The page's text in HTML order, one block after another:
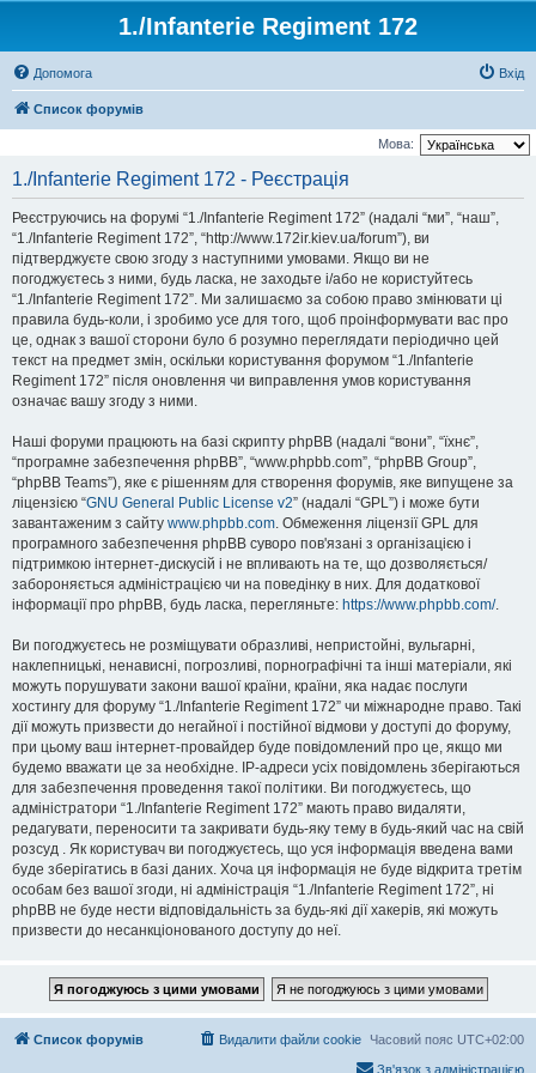
1./Infanterie Regiment 172
Допомога Вхід
Список форумів
Мова:
1./Infanterie Regiment 172 - Реєстрація
Реєструючись на форумі “1./Infanterie Regiment 172” (надалі “ми”, “наш”,
“1./Infanterie Regiment 172”, “http://www.172ir.kiev.ua/forum”), ви
підтверджуєте свою згоду з наступними умовами. Якщо ви не
погоджуєтесь з ними, будь ласка, не заходьте і/або не користуйтесь
“1./Infanterie Regiment 172”. Ми залишаємо за собою право змінювати ці
правила будь-коли, і зробимо усе для того, щоб проінформувати вас про
це, однак з вашої сторони було б розумно переглядати періодично цей
текст на предмет змін, оскільки користування форумом “1./Infanterie
Regiment 172” після оновлення чи виправлення умов користування
означає вашу згоду з ними.
Наші форуми працюють на базі скрипту phpBB (надалі “вони”, “їхнє”,
“програмне забезпечення phpBB”, “www.phpbb.com”, “phpBB Group”,
“phpBB Teams”), яке є рішенням для створення форумів, яке випущене за
ліцензією “GNU General Public License v2” (надалі “GPL”) і може бути
завантаженим з сайту www.phpbb.com. Обмеження ліцензії GPL для
програмного забезпечення phpBB суворо пов'язані з організацією і
підтримкою інтернет-дискусій і не впливають на те, що дозволяється/
забороняється адміністрацією чи на поведінку в них. Для додаткової
інформації про phpBB, будь ласка, перегляньте: https://www.phpbb.com/.
Ви погоджуєтесь не розміщувати образливі, непристойні, вульгарні,
наклепницькі, ненависні, погрозливі, порнографічні та інші матеріали, які
можуть порушувати закони вашої країни, країни, яка надає послуги
хостингу для форуму “1./Infanterie Regiment 172” чи міжнародне право. Такі
дії можуть призвести до негайної і постійної відмови у доступі до форуму,
при цьому ваш інтернет-провайдер буде повідомлений про це, якщо ми
будемо вважати це за необхідне. IP-адреси усіх повідомлень зберігаються
для забезпечення проведення такої політики. Ви погоджуєтесь, що
адміністратори “1./Infanterie Regiment 172” мають право видаляти,
редагувати, переносити та закривати будь-яку тему в будь-який час на свій
розсуд . Як користувач ви погоджуєтесь, що уся інформація введена вами
буде зберігатись в базі даних. Хоча ця інформація не буде відкрита третім
особам без вашої згоди, ні адміністрація “1./Infanterie Regiment 172”, ні
phpBB не буде нести відповідальність за будь-які дії хакерів, які можуть
призвести до несанкціонованого доступу до неї.
Список форумів Часовий пояс UTC+02:00
Видалити файли cookie
Зв'язок з адміністрацією